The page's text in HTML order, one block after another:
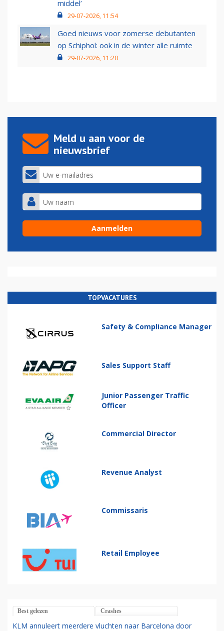
middel’
29-07-2026, 11:54
Goed nieuws voor zomerse debutanten
op Schiphol: ook in de winter alle ruimte
29-07-2026, 11:20
Meld u aan voor de
nieuwsbrief
TOPVACATURES
Safety & Compliance Manager
Sales Support Staff
Junior Passenger Traffic
Officer
Commercial Director
Revenue Analyst
Commissaris
Retail Employee
Best gelezen Crashes
KLM annuleert meerdere vluchten naar Barcelona door